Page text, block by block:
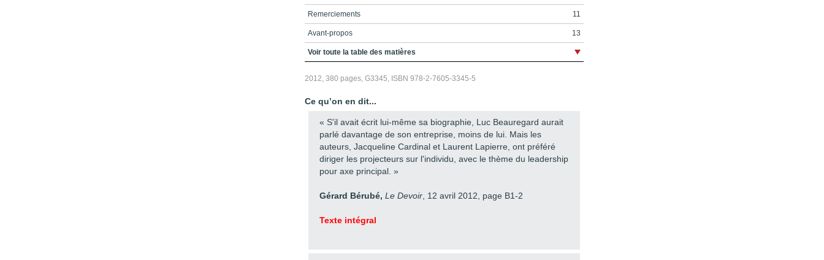
Remerciements 11
Avant-propos 13
Table des matières 19
Chapitre 4 - Québec : un panier de crabes
Chapitre 5 - Les amis de Pierre Laporte
Chapitre 6 - Beauregard Landry \nNantel et associés inc.
Chapitre 9 - Luc, John, Robert, Michel, Daniel et les autres
Voir toute la table des matières
2012, 380 pages, G3345, ISBN 978-2-7605-3345-5
Ce qu’on en dit...
« S'il avait écrit lui-même sa biographie, Luc Beauregard aurait
parlé davantage de son entreprise, moins de lui. Mais les
auteurs, Jacqueline Cardinal et Laurent Lapierre, ont préféré
diriger les projecteurs sur l'individu, avec le thème du leadership
pour axe principal. »
Gérard Bérubé, Le Devoir , 12 avril 2012, page B1-2
Texte intégral